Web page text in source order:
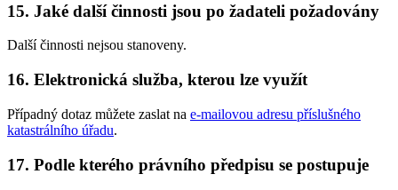
15. Jaké další činnosti jsou po žadateli požadovány
Další činnosti nejsou stanoveny.
16. Elektronická služba, kterou lze využít
Případný dotaz můžete zaslat na e-mailovou adresu příslušného
katastrálního úřadu.
17. Podle kterého právního předpisu se postupuje